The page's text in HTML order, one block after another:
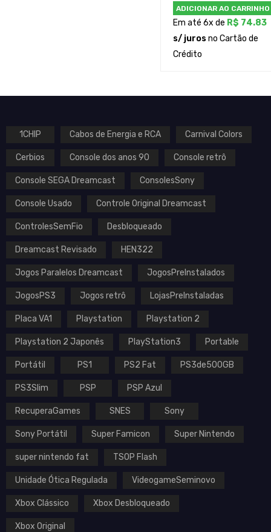
CONDIÇÃO
VOLTAGEM
Bandai
MD
Nintendo
Sega
ADICIONAR AO CARRINHO
Em até 6x de R$ 74.83
s/ juros no Cartão de
Crédito
1CHIP Cabos de Energia e RCA Carnival Colors
Cerbios Console dos anos 90 Console retrô
Console SEGA Dreamcast ConsolesSony
Console Usado Controle Original Dreamcast
ControlesSemFio Desbloqueado
Dreamcast Revisado HEN322
Jogos Paralelos Dreamcast JogosPreInstalados
JogosPS3 Jogos retrô LojasPreInstaladas
Placa VA1 Playstation Playstation 2
Playstation 2 Japonês PlayStation3 Portable
Portátil PS1 PS2 Fat PS3de500GB
PS3Slim PSP PSP Azul
RecuperaGames SNES Sony
Sony Portátil Super Famicon Super Nintendo
super nintendo fat TSOP Flash
Unidade Ótica Regulada VideogameSeminovo
Xbox Clássico Xbox Desbloqueado
Xbox Original